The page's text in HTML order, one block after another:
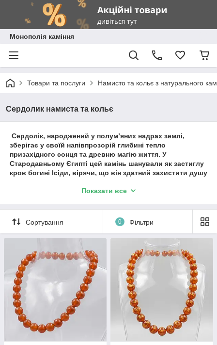
Монополія каміння
Товари та послуги Намисто та кольє з натурального
Сердолик намиста та кольє
Сердолік, народжений у полум’яних надрах землі,
зберігає у своїй напівпрозорій глибині тепло
призахідного сонця та древню магію життя. У
Стародавньому Єгипті цей камінь шанували як застиглу
кров богині Ісіди, вірячи, що він здатний захистити душу
свою власницю м'яким бурштиновим сяйвом,
непохитну впевненість у собі. Благородний мінерал
гармонізує простір навколо, перетворюючи кожну
прикрасу на особистий талісман, що притягує щиру
любов і душевний спокій.
Показати все
Сортування 0 Фільтри